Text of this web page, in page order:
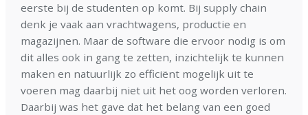
eerste bij de studenten op komt. Bij supply chain
denk je vaak aan vrachtwagens, productie en
magazijnen. Maar de software die ervoor nodig is om
dit alles ook in gang te zetten, inzichtelijk te kunnen
maken en natuurlijk zo efficiënt mogelijk uit te
voeren mag daarbij niet uit het oog worden verloren.
Daarbij was het gave dat het belang van een goed